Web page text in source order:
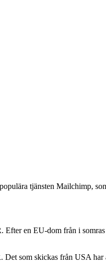
tjänsten Mailchimp,
en EU-dom från i
som skickas från USA